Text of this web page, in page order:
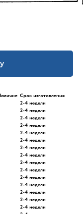
Срок изготовления
2-4 недели
2-4 недели
2-4 недели
2-4 недели
2-4 недели
2-4 недели
2-4 недели
2-4 недели
2-4 недели
2-4 недели
2-4 недели
2-4 недели
2-4 недели
2-4 недели
2-4 недели